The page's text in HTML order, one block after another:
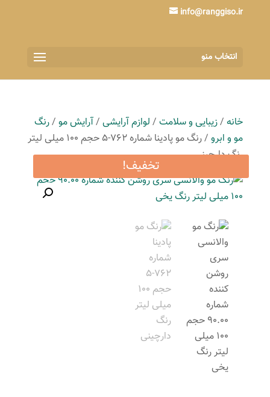
info@ranggiso.ir
انتخاب منو
خانه/زیبایی و سلامت/ لوازم آرایشی/آرایش مو/رنگ
مو و ابرو
/ رنگ مو پادینا شماره 762-5 حجم 100 میلی لیتر
رنگ دارچینی
تخفیف!